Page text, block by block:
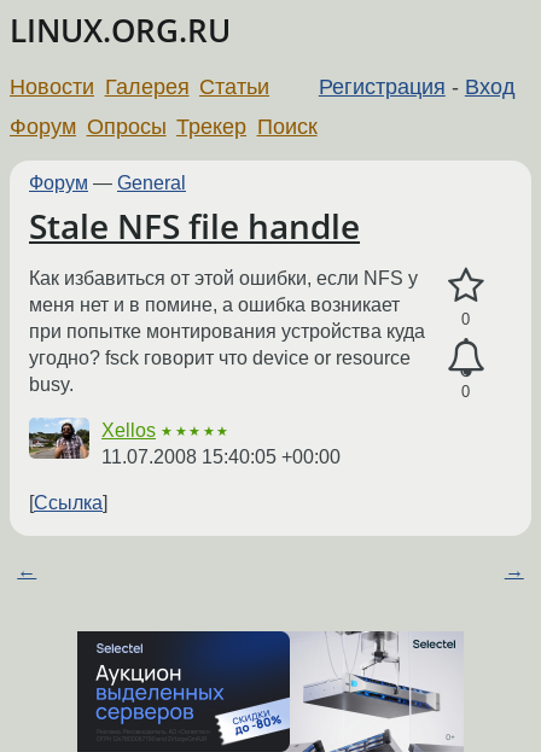
LINUX.ORG.RU
Регистрация - Вход
Новости Галерея Статьи
Форум Опросы Трекер Поиск
Форум — General
Stale NFS file handle
0
0
Как избавиться от этой ошибки, если NFS у
меня нет и в помине, а ошибка возникает
при попытке монтирования устройства куда
угодно? fsck говорит что device or resource
busy.
Xellos ★★★★★
11.07.2008 15:40:05 +00:00
Ссылка
← →